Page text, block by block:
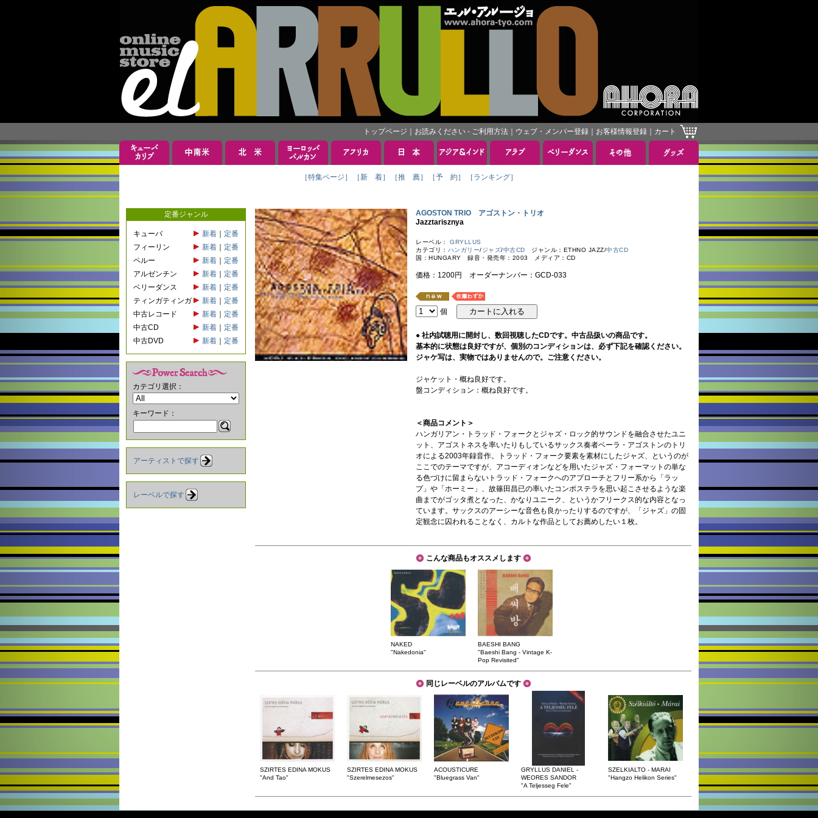
トップページ お読みください - ご利用方法 ウェブ・メンバー登録 お客様情報登録 カート
［特集ページ］ ［新 着］ ［推 薦］ ［予 約］ ［ランキング］
定番ジャンル
キューバ 新着
定番
フィーリン
新着
定番
ペルー
新着
定番
アルゼンチン
新着
定番
ベリーダンス
新着
定番
ティンガティンガ
新着
定番
中古レコード
新着
定番
中古CD
新着
定番
中古DVD
新着 定番
カテゴリ選択：
キーワード：
アーティストで探す
レーベルで探す
AGOSTON TRIO アゴストン・トリオ
Jazztarisznya
レーベル： GRYLLUS
カテゴリ： ハンガリー/ジャズ/中古CD ジャンル：ETHNO JAZZ/中古CD
国：HUNGARY 録音・発売年：2003 メディア：CD
価格：1200円 オーダーナンバー：GCD-033
個
● 社内試聴用に開封し、数回視聴したCDです。中古品扱いの商品です。
基本的に状態は良好ですが、個別のコンディションは、必ず下記を確認ください。
ジャケ写は、実物ではありませんので。ご注意ください。
ジャケット・概ね良好です。
盤コンディション：概ね良好です。
＜商品コメント＞
ハンガリアン・トラッド・フォークとジャズ・ロック的サウンドを融合させたユニ
ット、アゴストネスを率いたりもしているサックス奏者ベーラ・アゴストンのトリ
オによる2003年録音作。トラッド・フォーク要素を素材にしたジャズ、というのが
ここでのテーマですが、アコーディオンなどを用いたジャズ・フォーマットの単な
る色づけに留まらないトラッド・フォークへのアプローチとフリー系から「ラッ
プ」や「ホーミー」、故篠田昌已の率いたコンポステラを思い起こさせるような楽
曲までがゴッタ煮となった、かなりユニーク、というかフリークス的な内容となっ
ています。サックスのアーシーな音色も良かったりするのですが、「ジャズ」の固
定観念に囚われることなく、カルトな作品としてお薦めしたい１枚。
こんな商品もオススメします
NAKED
"Nakedonia"
BAESHI BANG
"Baeshi Bang - Vintage K-
Pop Revisited"
同じレーベルのアルバムです
SZIRTES EDINA MOKUS
"And Tao"
SZIRTES EDINA MOKUS
"Szerelmesezos"
ACOUSTICURE
"Bluegrass Van"
GRYLLUS DANIEL -
WEORES SANDOR
"A Teljesseg Fele"
SZELKIALTO - MARAI
"Hangzo Helikon Series"